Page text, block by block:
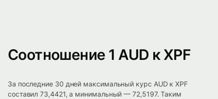
Соотношение 1 AUD к XPF
За последние 30 дней максимальный курс AUD к XPF
составил 73,4421, а минимальный — 72,5197. Таким